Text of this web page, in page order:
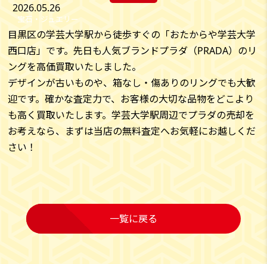
2026.05.26
宝石・ジュエリー
目黒区の学芸大学駅から徒歩すぐの「おたからや学芸大学
西口店」です。先日も人気ブランドプラダ（PRADA）のリ
ングを高価買取いたしました。
デザインが古いものや、箱なし・傷ありのリングでも大歓
迎です。確かな査定力で、お客様の大切な品物をどこより
も高く買取いたします。学芸大学駅周辺でプラダの売却を
お考えなら、まずは当店の無料査定へお気軽にお越しくだ
さい！
一覧に戻る